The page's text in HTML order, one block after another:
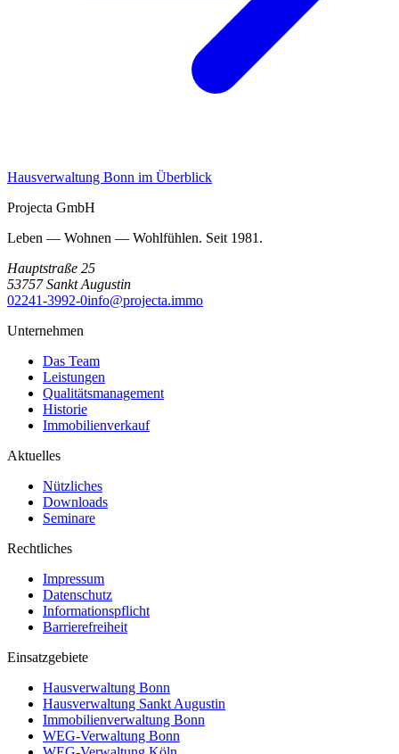
Hausverwaltung Bonn im Überblick
Projecta GmbH
Leben — Wohnen — Wohlfühlen. Seit 1981.
Hauptstraße 25
53757 Sankt Augustin
02241-3992-0info@projecta.immo
Unternehmen
Das Team
Leistungen
Qualitätsmanagement
Historie
Immobilienverkauf
Aktuelles
Nützliches
Downloads
Seminare
Rechtliches
Impressum
Datenschutz
Informationspflicht
Barrierefreiheit
Einsatzgebiete
Hausverwaltung Bonn
Hausverwaltung Sankt Augustin
Immobilienverwaltung Bonn
WEG-Verwaltung Bonn